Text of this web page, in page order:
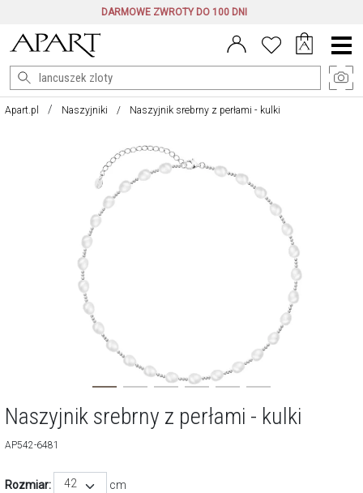
DARMOWE ZWROTY DO 100 DNI
Menu
główne
Apart.pl Naszyjniki Naszyjnik srebrny z perłami - kulki
Naszyjnik srebrny z perłami - kulki
AP542-6481
Rozmiar: 42 cm